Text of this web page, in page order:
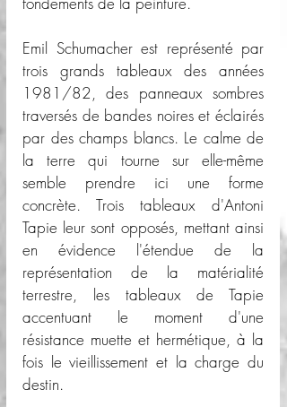
Emil Schumacher est représenté par
trois grands tableaux des années
1981/82, des panneaux sombres
traversés de bandes noires et éclairés
par des champs blancs. Le calme de
la terre qui tourne sur elle-même
semble prendre ici une forme
concrète. Trois tableaux d'Antoni
Tapie leur sont opposés, mettant ainsi
en évidence l'étendue de la
représentation de la matérialité
terrestre, les tableaux de Tapie
accentuant le moment d'une
résistance muette et hermétique, à la
fois le vieillissement et la charge du
destin.